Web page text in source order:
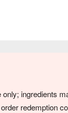
ingredients
redemption